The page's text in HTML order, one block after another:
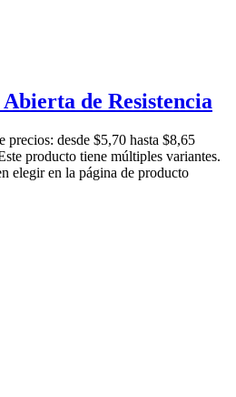
de Resistencia
precios: desde $5,70 hasta $8,65
producto tiene múltiples variantes.
elegir en la página de producto